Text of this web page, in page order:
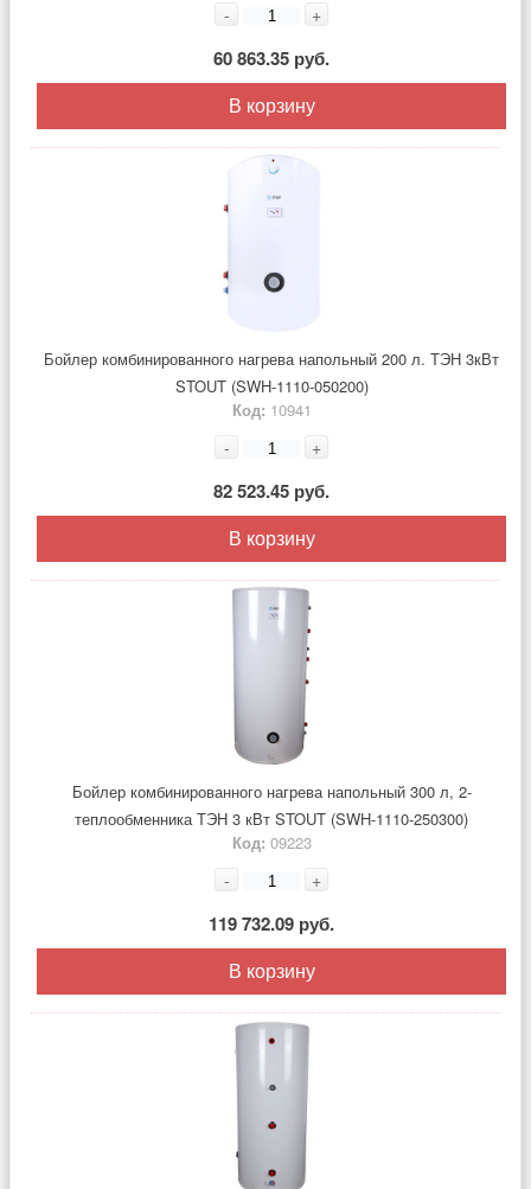
- +
60 863.35 руб.
В корзину
Бойлер комбинированного нагрева напольный 200 л. ТЭН 3кВт
STOUT (SWH-1110-050200)
Код: 10941
- +
82 523.45 руб.
В корзину
Бойлер комбинированного нагрева напольный 300 л, 2-
теплообменника ТЭН 3 кВт STOUT (SWH-1110-250300)
Код: 09223
- +
119 732.09 руб.
В корзину